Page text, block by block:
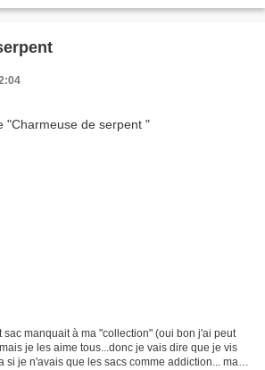
sac manquait à ma "collection" (oui bon j'ai peut
je les aime tous...donc je vais dire que je vis
si je n'avais que les sacs comme addiction... mais